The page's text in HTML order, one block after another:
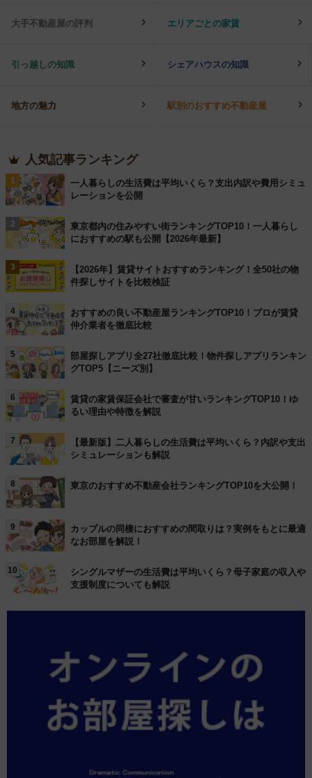
大手不動産屋の評判 エリアごとの家賃
引っ越しの知識 シェアハウスの知識
地方の魅力 駅別のおすすめ不動産屋
人気記事ランキング
1
一人暮らしの生活費は平均いくら？支出内訳や費用シミュ
レーションを公開
2
東京都内の住みやすい街ランキングTOP10！一人暮らし
におすすめの駅も公開【2026年最新】
3
【2026年】賃貸サイトおすすめランキング！全50社の物
件探しサイトを比較検証
4
おすすめの良い不動産屋ランキングTOP10！プロが賃貸
仲介業者を徹底比較
5
部屋探しアプリ全27社徹底比較！物件探しアプリランキン
グTOP5【ニーズ別】
6
賃貸の家賃保証会社で審査が甘いランキングTOP10！ゆ
るい理由や特徴を解説
7
【最新版】二人暮らしの生活費は平均いくら？内訳や支出
シミュレーションも解説
8 東京のおすすめ不動産会社ランキングTOP10を大公開！
9
カップルの同棲におすすめの間取りは？実例をもとに最適
なお部屋を解説！
10
シングルマザーの生活費は平均いくら？母子家庭の収入や
支援制度についても解説